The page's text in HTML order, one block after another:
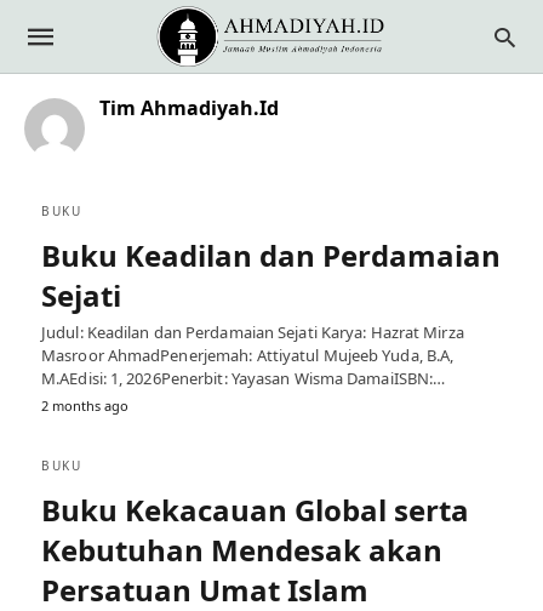
Tim Ahmadiyah.Id
BUKU
Buku Keadilan dan Perdamaian
Sejati
Judul: Keadilan dan Perdamaian Sejati Karya: Hazrat Mirza
Masroor AhmadPenerjemah: Attiyatul Mujeeb Yuda, B.A,
M.AEdisi: 1, 2026Penerbit: Yayasan Wisma DamaiISBN:…
2 months ago
BUKU
Buku Kekacauan Global serta
Kebutuhan Mendesak akan
Persatuan Umat Islam